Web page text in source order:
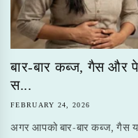
बार-बार कब्ज, गैस और
स...
FEBRUARY 24, 2026
अगर आपको बार-बार कब्ज, गैस